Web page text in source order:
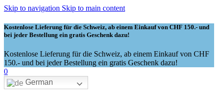
Skip to navigation Skip to main content
Kostenlose Lieferung für die Schweiz, ab einem Einkauf von CHF 150.- und
bei jeder Bestellung ein gratis Geschenk dazu!
Kostenlose Lieferung für die Schweiz, ab einem Einkauf von CHF
150.- und bei jeder Bestellung ein gratis Geschenk dazu!
0
German